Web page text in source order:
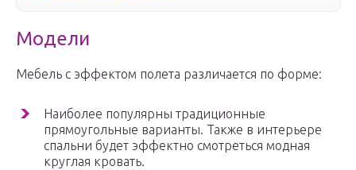
Модели
Мебель с эффектом полета различается по форме:
Наиболее популярны традиционные
прямоугольные варианты. Также в интерьере
спальни будет эффектно смотреться модная
круглая кровать.